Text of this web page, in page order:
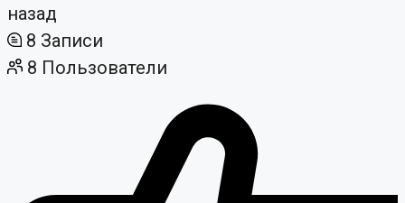
назад
8 Записи
8 Пользователи